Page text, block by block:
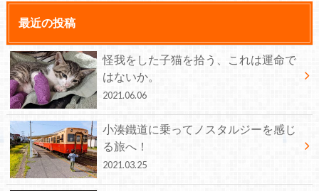
最近の投稿
怪我をした子猫を拾う、これは運命で
はないか。
2021.06.06
小湊鐵道に乗ってノスタルジーを感じ
る旅へ！
2021.03.25